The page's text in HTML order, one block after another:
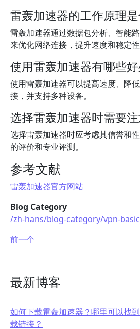
雷轰加速器的工作原理是
雷轰加速器通过数据包分析、智能
来优化网络连接，提升速度和稳定性
使用雷轰加速器有哪些好
使用雷轰加速器可以提高速度、降
接，并支持多种设备。
选择雷轰加速器时需要
选择雷轰加速器时应考虑其信誉和
的评价和专业评测。
参考文献
雷轰加速器官方网站
Blog Category
/zh-hans/blog-category/vpn-basic
前一个
最新博客
如何下载雷轰加速器？哪里可以找
载链接？